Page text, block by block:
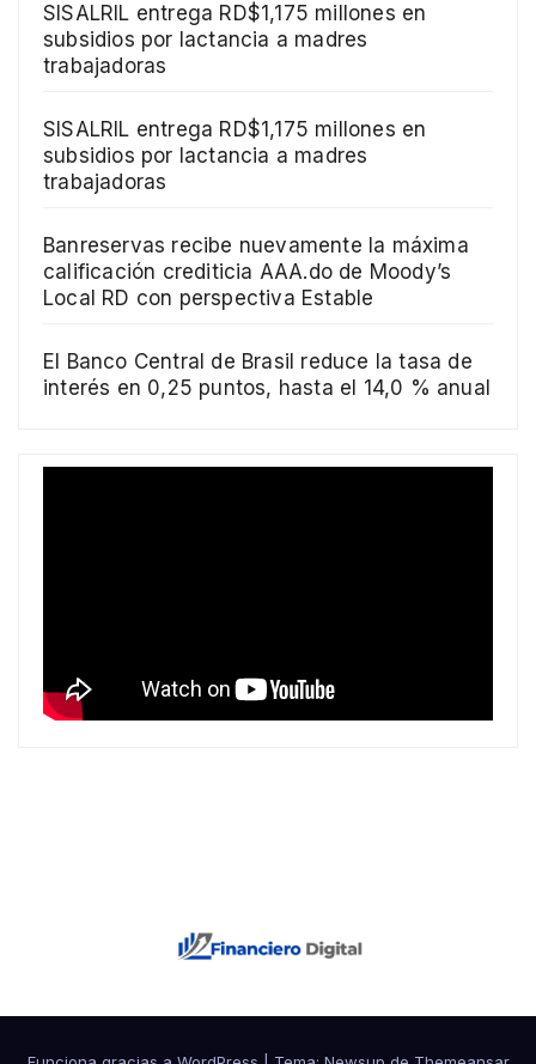
SISALRIL entrega RD$1,175 millones en
subsidios por lactancia a madres
trabajadoras
SISALRIL entrega RD$1,175 millones en
subsidios por lactancia a madres
trabajadoras
Banreservas recibe nuevamente la máxima
calificación crediticia AAA.do de Moody’s
Local RD con perspectiva Estable
El Banco Central de Brasil reduce la tasa de
interés en 0,25 puntos, hasta el 14,0 % anual